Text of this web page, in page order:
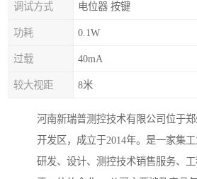
调试方式 电位器 按键
功耗 0.1W
过载 40mA
较大视距 8米
河南新瑞普测控技术有限公司位于
开发区，成立于2014年。是一家集
研发、设计、测控技术销售服务、